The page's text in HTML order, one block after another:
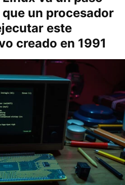
un procesador
este
creado en 1991